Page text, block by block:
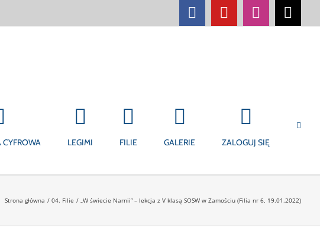
FacebookYouTubeInstagram
CYFROWA LEGIMI FILIE GALERIE ZALOGUJ SIĘ
Strona główna 04. Filie „W świecie Narnii” – lekcja z V klasą SOSW w Zamościu (Filia nr 6, 19.01.2022)